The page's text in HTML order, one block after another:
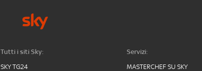
Tutti i siti Sky:
SKY TG24
Servizi:
MASTERCHEF SU SKY